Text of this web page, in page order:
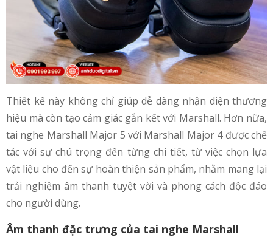
Thiết kế này không chỉ giúp dễ dàng nhận diện thương
hiệu mà còn tạo cảm giác gắn kết với Marshall. Hơn nữa,
tai nghe Marshall Major 5 với Marshall Major 4 được chế
tác với sự chú trọng đến từng chi tiết, từ việc chọn lựa
vật liệu cho đến sự hoàn thiện sản phẩm, nhằm mang lại
trải nghiệm âm thanh tuyệt vời và phong cách độc đáo
cho người dùng.
Âm thanh đặc trưng của tai nghe Marshall